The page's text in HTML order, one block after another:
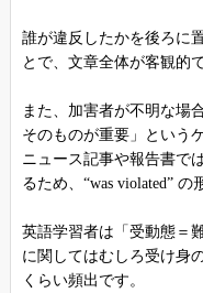
誰が違反したかを後ろに
とで、文章全体が客観的
また、加害者が不明な場
そのものが重要」という
ニュース記事や報告書で
るため、“was violated” の
英語学習者は「受動態＝
に関してはむしろ受け身
くらい頻出です。